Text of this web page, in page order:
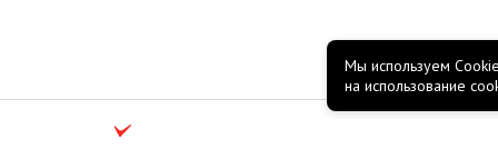
Мы используем
на использование